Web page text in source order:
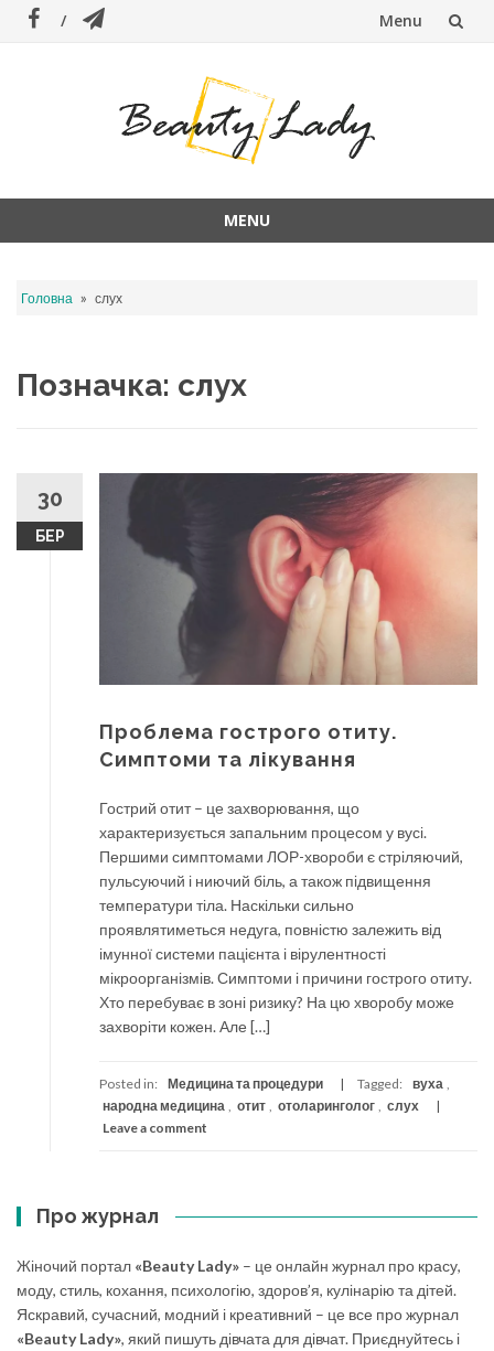
Menu
MENU
content
Головна » слух
Позначка: слух
30
БЕР
Проблема гострого отиту.
Симптоми та лікування
Гострий отит – це захворювання, що
характеризується запальним процесом у вусі.
Першими симптомами ЛОР-хвороби є стріляючий,
пульсуючий і ниючий біль, а також підвищення
температури тіла. Наскільки сильно
проявлятиметься недуга, повністю залежить від
імунної системи пацієнта і вірулентності
мікроорганізмів. Симптоми і причини гострого отиту.
Хто перебуває в зоні ризику? На цю хворобу може
захворіти кожен. Але […]
Posted in: Медицина та процедури Tagged: вуха
народна медицина
отит отоларинголог
слух
Leave a comment
Про журнал
Жіночий портал «Beauty Lady» – це онлайн журнал про красу,
моду, стиль, кохання, психологію, здоров’я, кулінарію та дітей.
Яскравий, сучасний, модний і креативний – це все про журнал
«Beauty Lady», який пишуть дівчата для дівчат. Приєднуйтесь і